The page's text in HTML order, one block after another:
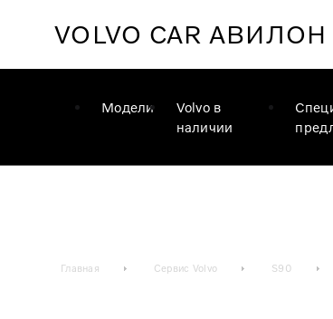
VOLVO CAR АВИЛОН
Модели
Volvo в
наличии
Главная Сервис Volvo S90